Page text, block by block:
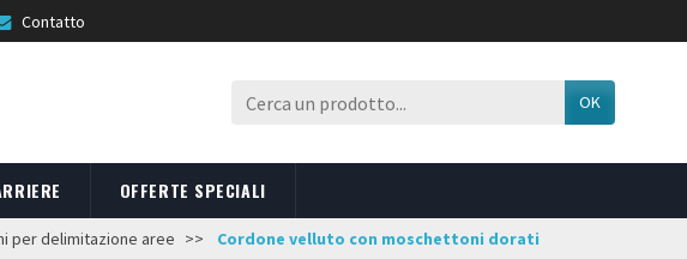
Contatto
OK
OFFERTE SPECIALI
per delimitazione aree Cordone velluto con moschettoni dorati